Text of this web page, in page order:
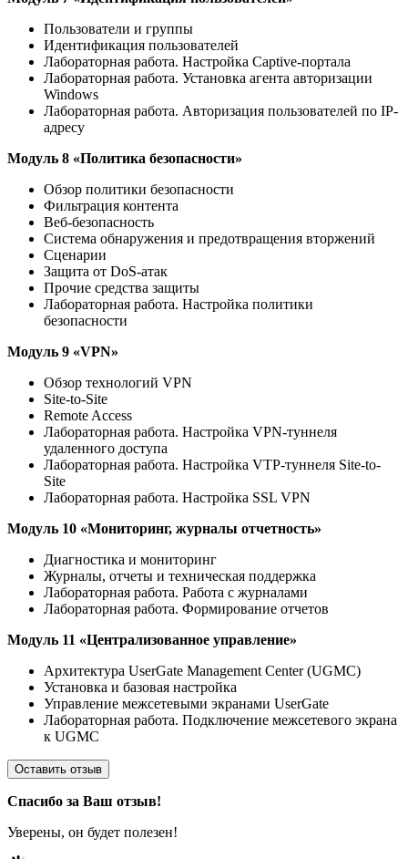
Пользователи и группы
Идентификация пользователей
Лабораторная работа. Настройка Captive-портала
Лабораторная работа. Установка агента авторизации
Windows
Лабораторная работа. Авторизация пользователей по IP-
адресу
Модуль 8 «Политика безопасности»
Обзор политики безопасности
Фильтрация контента
Веб-безопасность
Система обнаружения и предотвращения вторжений
Сценарии
Защита от DoS-атак
Прочие средства защиты
Лабораторная работа. Настройка политики
безопасности
Модуль 9 «VPN»
Обзор технологий VPN
Site-to-Site
Remote Access
Лабораторная работа. Настройка VPN-туннеля
удаленного доступа
Лабораторная работа. Настройка VTP-туннеля Site-to-
Site
Лабораторная работа. Настройка SSL VPN
Модуль 10 «Мониторинг, журналы отчетность»
Диагностика и мониторинг
Журналы, отчеты и техническая поддержка
Лабораторная работа. Работа с журналами
Лабораторная работа. Формирование отчетов
Модуль 11 «Централизованное управление»
Архитектура UserGate Management Center (UGMC)
Установка и базовая настройка
Управление межсетевыми экранами UserGate
Лабораторная работа. Подключение межсетевого экрана
к UGMC
Оставить отзыв
Спасибо за Ваш отзыв!
Уверены, он будет полезен!